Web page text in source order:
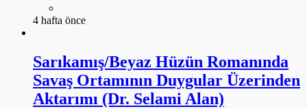
4 hafta önce
Sarıkamış/Beyaz Hüzün Romanında
Savaş Ortamının Duygular Üzerinden
Aktarımı (Dr. Selami Alan)